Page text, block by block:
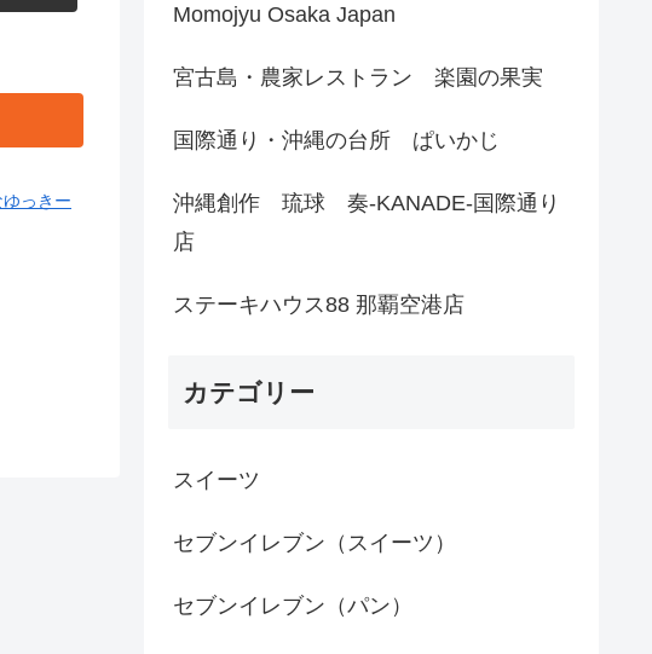
っきー
Momojyu Osaka Japan
宮古島・農家レストラン 楽園の果実
国際通り・沖縄の台所 ぱいかじ
沖縄創作 琉球 奏-KANADE-国際通り
店
ステーキハウス88 那覇空港店
カテゴリー
スイーツ
セブンイレブン（スイーツ）
セブンイレブン（パン）